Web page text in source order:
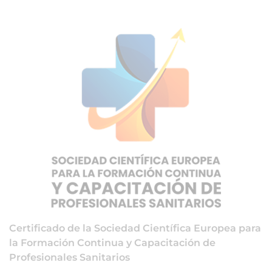
Certificado de la Sociedad Científica Europea para
la Formación Continua y Capacitación de
Profesionales Sanitarios